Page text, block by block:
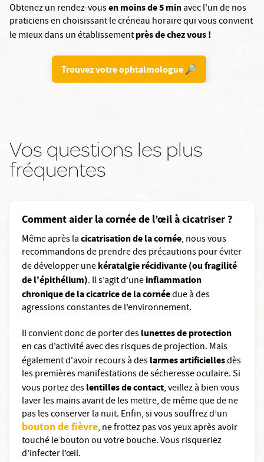
Obtenez un rendez-vousen moins de 5 minavec l'un de nos
praticiens en choisissant le créneau horaire qui vous convient
le mieux dans un établissementprès de chez vous !
Trouvez votre ophtalmologue 🔎
Vos questions les plus
fréquentes
Comment aider la cornée de l’œil à cicatriser ?
Même après lacicatrisation de la cornée, nous vous
recommandons de prendre des précautions pour éviter
de développer unekératalgie récidivante (ou fragilité
de l'épithélium). Il s’agit d’uneinflammation
chronique de la cicatrice de la cornéedue à des
agressions constantes de l’environnement.
Il convient donc de porter deslunettes de protection
en cas d’activité avec des risques de projection. Mais
également d'avoir recours à deslarmes artificiellesdès
les premières manifestations de sécheresse oculaire. Si
vous portez deslentilles de contact, veillez à bien vous
laver les mains avant de les mettre, de même que de ne
pas les conserver la nuit. Enfin, si vous souffrez d’un
bouton de fièvre, ne frottez pas vos yeux après avoir
touché le bouton ou votre bouche. Vous risqueriez
d’infecter l’œil.